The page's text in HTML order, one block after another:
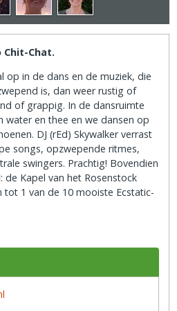
Chit-Chat.
op in de dans en de muziek, die
is, dan weer rustig of
of grappig. In de dansruimte
water en thee en we dansen op
DJ (rEd) Skywalker verrast
songs, opzwepende ritmes,
swingers. Prachtig! Bovendien
de Kapel van het Rosenstock
tot 1 van de 10 mooiste Ecstatic-